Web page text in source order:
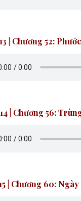
| Chương 52:
Chương 56:
| Chương 60: